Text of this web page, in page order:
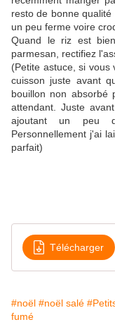
resto de bonne
un peu ferme voire
Quand le riz est
parmesan, rectifiez
(Petite astuce, si vous
cuisson juste avant
bouillon non
attendant. Juste
ajoutant un peu
Personnellement j'ai
parfait)
Télécharger
#noël #noël salé
fumé